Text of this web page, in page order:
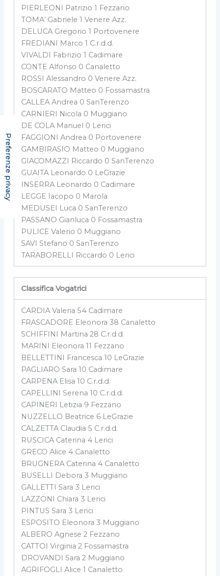
PIERLEONI Patrizio 1 Fezzano
TOMA’ Gabriele 1 Venere Azz.
DELUCA Gregorio 1 Portovenere
FREDIANI Marco 1 C.r.d.d.
VIVALDI Fabrizio 1 Cadimare
CONTE Alfonso 0 Canaletto
ROSSI Alessandro 0 Venere Azz.
BOSCARATO Matteo 0 Fossamastra
CALLEA Andrea 0 SanTerenzo
CARNIERI Nicola 0 Muggiano
DE COLA Manuel 0 Lerici
FAGGIONI Andrea 0 Portovenere
GAMBIRASIO Matteo 0 Muggiano
GIACOMAZZI Riccardo 0 SanTerenzo
GUAITA Leonardo 0 LeGrazie
INSERRA Leonardo 0 Cadimare
LEGGE Iacopo 0 Marola
MEDUSEI Luca 0 SanTerenzo
PASSANO Gianluca 0 Fossamastra
PULICE Valerio 0 Muggiano
SAVI Stefano 0 SanTerenzo
TARABORELLI Riccardo 0 Lerici
Classifica Vogatrici
CARDIA Valeria 54 Cadimare
FRASCADORE Eleonora 38 Canaletto
SCHIFFINI Martina 28 C.r.d.d.
MARINI Eleonora 11 Fezzano
BELLETTINI Francesca 10 LeGrazie
PAGLIARO Sara 10 Cadimare
CARPENA Elisa 10 C.r.d.d.
CAPELLINI Serena 10 C.r.d.d.
CAPINERI Letizia 9 Fezzano
NUZZELLO Beatrice 6 LeGrazie
CALZETTA Claudia 5 C.r.d.d.
RUSCICA Caterina 4 Lerici
GRECO Alice 4 Canaletto
BRUGNERA Caterina 4 Canaletto
BUSELLI Debora 3 Muggiano
GALLETTI Sara 3 Lerici
LAZZONI Chiara 3 Lerici
PINTUS Sara 3 Lerici
ESPOSITO Eleonora 3 Muggiano
ALBERO Agnese 2 Fezzano
CATTOI Virginia 2 Fossamastra
DROVANDI Sara 2 Muggiano
AGRIFOGLI Alice 1 Canaletto